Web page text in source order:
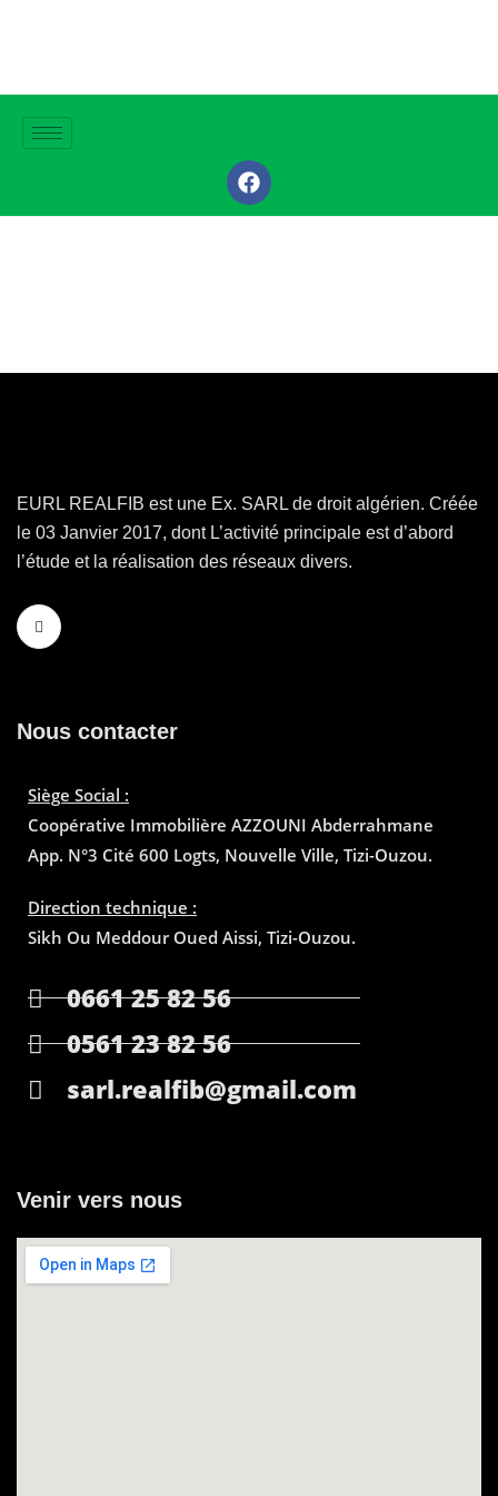
EURL REALFIB est une Ex. SARL de droit algérien. Créée
le 03 Janvier 2017, dont L’activité principale est d’abord
l’étude et la réalisation des réseaux divers.
Nous contacter
Siège Social :
Coopérative Immobilière AZZOUNI Abderrahmane
App. N°3 Cité 600 Logts, Nouvelle Ville, Tizi-Ouzou.
Direction technique :
Sikh Ou Meddour Oued Aissi, Tizi-Ouzou.
0661 25 82 56
0561 23 82 56
sarl.realfib@gmail.com
Venir vers nous